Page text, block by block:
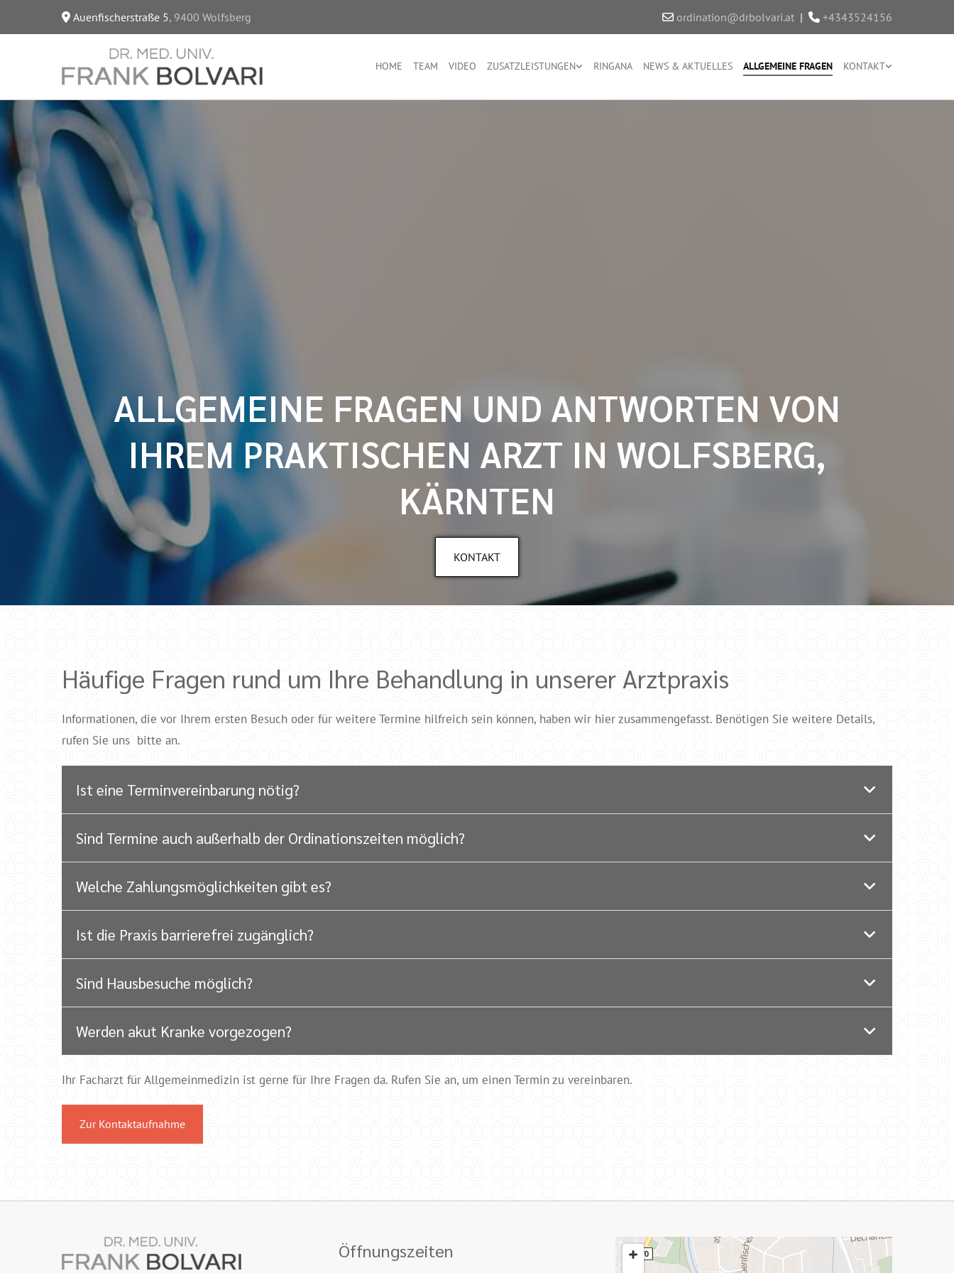
 Auenfischerstraße 5, 9400 Wolfsberg  ordination@drbolvari.at|  +4343524156
HOME TEAM VIDEO ZUSATZLEISTUNGEN RINGANA NEWS & AKTUELLES ALLGEMEINE FRAGEN KONTAKT
ALLGEMEINE FRAGEN UND ANTWORTEN VON
IHREM PRAKTISCHEN ARZT IN WOLFSBERG,
KÄRNTEN
KONTAKT
Häufige Fragen rund um Ihre Behandlung in unserer Arztpraxis
Informationen, die vor Ihrem ersten Besuch oder für weitere Termine hilfreich sein können, haben wir hier zusammengefasst. Benötigen Sie weitere Details,
rufen Sie uns bitte an.
Ist eine Terminvereinbarung nötig?
Sind Termine auch außerhalb der Ordinationszeiten möglich?
Welche Zahlungsmöglichkeiten gibt es?
Ist die Praxis barrierefrei zugänglich?
Sind Hausbesuche möglich?
Werden akut Kranke vorgezogen?
Ihr Facharzt für Allgemeinmedizin ist gerne für Ihre Fragen da. Rufen Sie an, um einen Termin zu vereinbaren.
Zur Kontaktaufnahme
Öffnungszeiten